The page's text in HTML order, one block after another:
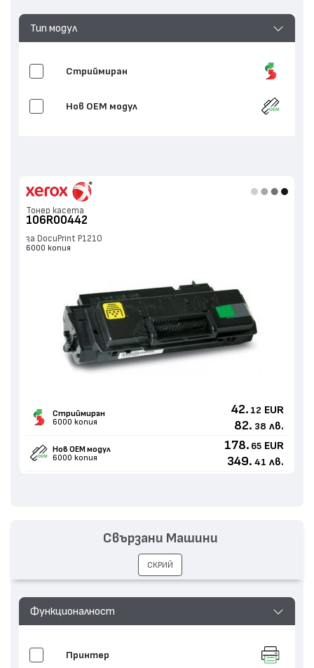
Тип модул
Стриймиран
Нов ОЕМ модул
Тонер касета
106R00442
за DocuPrint P1210
6000 копия
Стриймиран
6000 копия
42. 12 EUR
82. 38 лв.
Нов ОЕМ модул
6000 копия
178. 65 EUR
349. 41 лв.
Функционалност
Принтер
Свързани Машини
СКРИЙ